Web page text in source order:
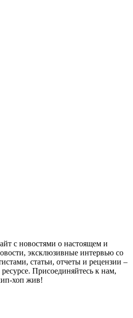
с новостями о настоящем и
эксклюзивные интервью со
статьи, отчеты и рецензии –
Присоединяйтесь к нам,
хоп жив!